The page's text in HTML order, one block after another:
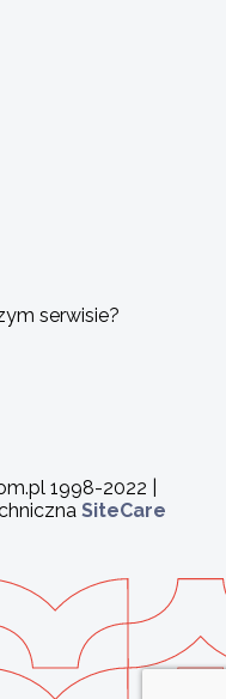
serwisie?
1998-2022 |
SiteCare